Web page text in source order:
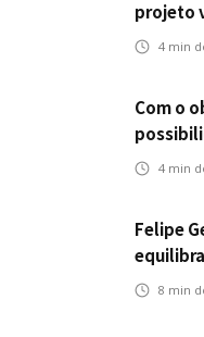
projeto
4 min
Com o
Icatu
4 min
Felipe
8 min